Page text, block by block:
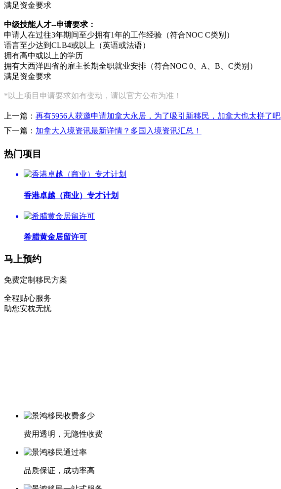
满足资金要求
中级技能人才--申请要求：
申请人在过往3年期间至少拥有1年的工作经验（符合NOC C类别）
语言至少达到CLB4或以上（英语或法语）
拥有高中或以上的学历
拥有大西洋四省的雇主长期全职就业安排（符合NOC 0、A、B、C类别）
满足资金要求
*以上项目申请要求如有变动，请以官方公布为准！
上一篇： 再有5956人获邀申请加拿大永居，为了吸引新移民，加拿大也太拼了吧
下一篇： 加拿大入境资讯最新详情？多国入境资讯汇总！
热门项目
香港卓越（商业）专才计划
希腊黄金居留许可
马上预约
免费定制移民方案
全程贴心服务
助您安枕无忧
费用透明，无隐性收费
品质保证，成功率高